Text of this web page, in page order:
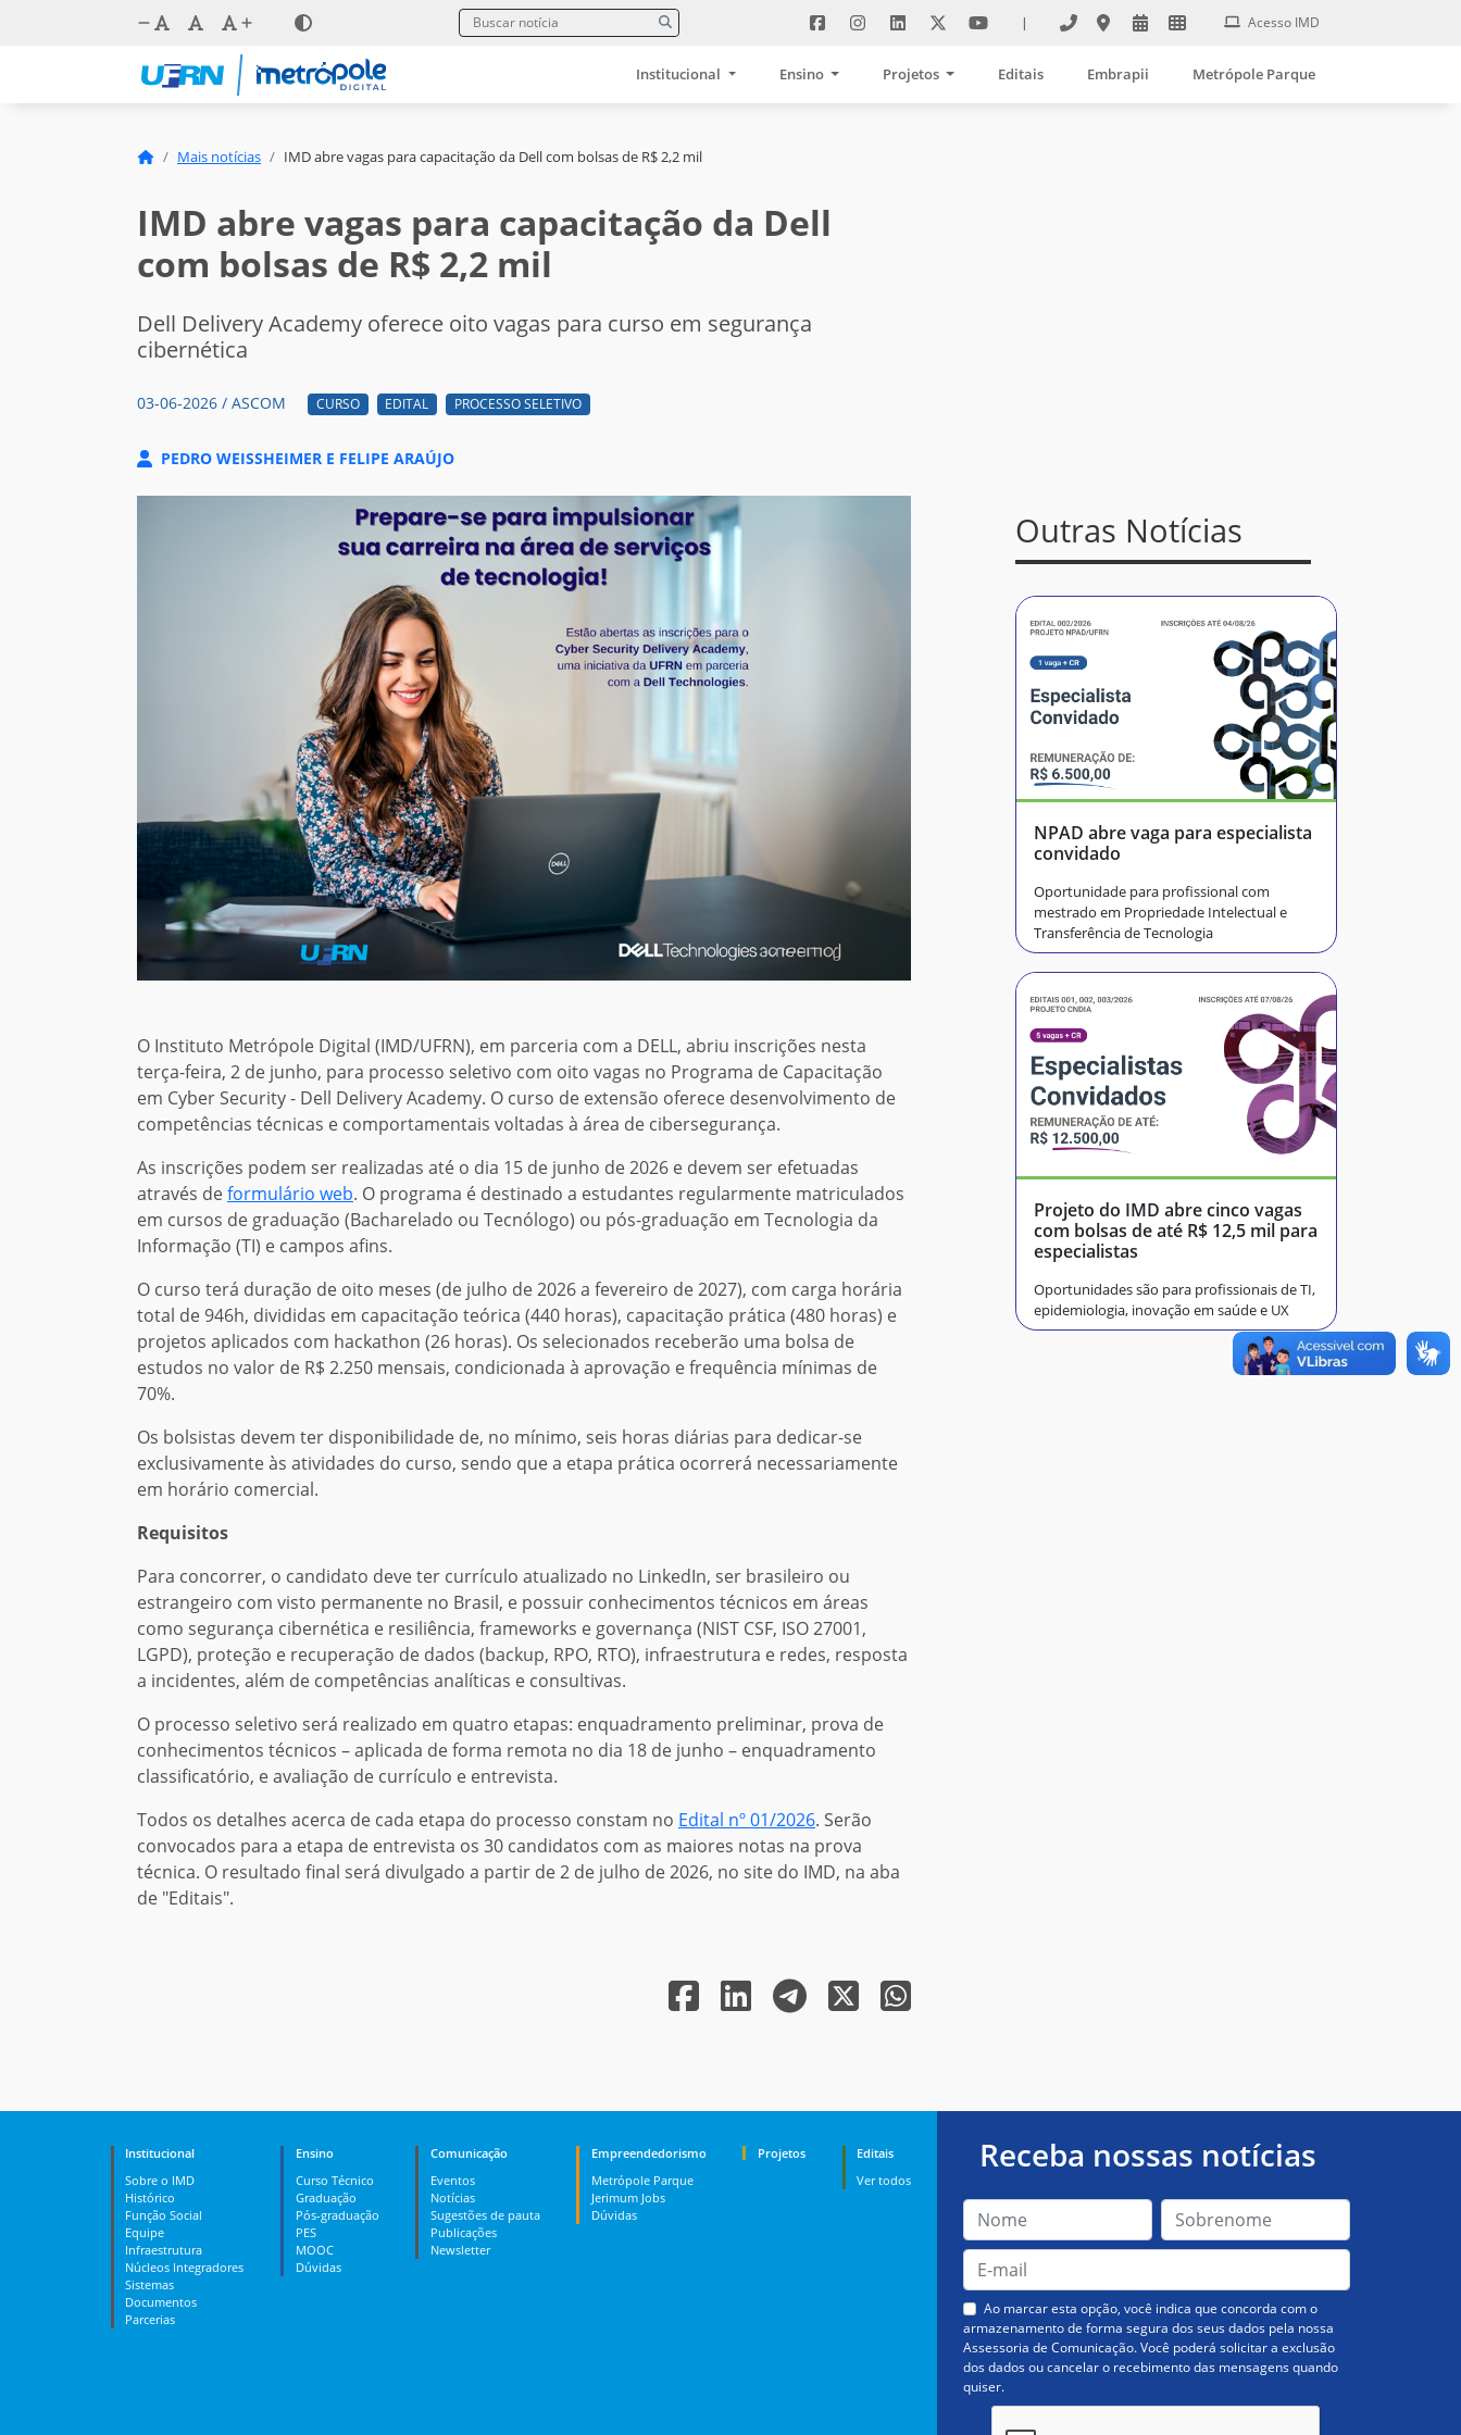
| Acesso IMD
Institucional Ensino Projetos Editais Embrapii Metrópole Parque
Mais notícias IMD abre vagas para capacitação da Dell com bolsas de R$ 2,2 mil
IMD abre vagas para capacitação da Dell
com bolsas de R$ 2,2 mil
Dell Delivery Academy oferece oito vagas para curso em segurança
cibernética
03-06-2026 / ASCOM CURSO EDITAL PROCESSO SELETIVO
PEDRO WEISSHEIMER E FELIPE ARAÚJO
O Instituto Metrópole Digital (IMD/UFRN), em parceria com a DELL, abriu inscrições nesta
terça-feira, 2 de junho, para processo seletivo com oito vagas no Programa de Capacitação
em Cyber Security - Dell Delivery Academy. O curso de extensão oferece desenvolvimento de
competências técnicas e comportamentais voltadas à área de cibersegurança.
As inscrições podem ser realizadas até o dia 15 de junho de 2026 e devem ser efetuadas
através deformulário web. O programa é destinado a estudantes regularmente matriculados
em cursos de graduação (Bacharelado ou Tecnólogo) ou pós-graduação em Tecnologia da
Informação (TI) e campos afins.
O curso terá duração de oito meses (de julho de 2026 a fevereiro de 2027), com carga horária
total de 946h, divididas em capacitação teórica (440 horas), capacitação prática (480 horas) e
projetos aplicados com hackathon (26 horas). Os selecionados receberão uma bolsa de
estudos no valor de R$ 2.250 mensais, condicionada à aprovação e frequência mínimas de
70%.
Os bolsistas devem ter disponibilidade de, no mínimo, seis horas diárias para dedicar-se
exclusivamente às atividades do curso, sendo que a etapa prática ocorrerá necessariamente
em horário comercial.
Requisitos
Para concorrer, o candidato deve ter currículo atualizado no LinkedIn, ser brasileiro ou
estrangeiro com visto permanente no Brasil, e possuir conhecimentos técnicos em áreas
como segurança cibernética e resiliência, frameworks e governança (NIST CSF, ISO 27001,
LGPD), proteção e recuperação de dados (backup, RPO, RTO), infraestrutura e redes, resposta
a incidentes, além de competências analíticas e consultivas.
O processo seletivo será realizado em quatro etapas: enquadramento preliminar, prova de
conhecimentos técnicos – aplicada de forma remota no dia 18 de junho – enquadramento
classificatório, e avaliação de currículo e entrevista.
Todos os detalhes acerca de cada etapa do processo constam no Edital nº 01/2026. Serão
convocados para a etapa de entrevista os 30 candidatos com as maiores notas na prova
técnica. O resultado final será divulgado a partir de 2 de julho de 2026, no site do IMD, na aba
de "Editais".
Outras Notícias
NPAD abre vaga para especialista
convidado
Oportunidade para profissional com
mestrado em Propriedade Intelectual e
Transferência de Tecnologia
Projeto do IMD abre cinco vagas
com bolsas de até R$ 12,5 mil para
especialistas
Oportunidades são para profissionais de TI,
epidemiologia, inovação em saúde e UX
Institucional
Sobre o IMD
Histórico
Função Social
Equipe
Infraestrutura
Núcleos Integradores
Sistemas
Documentos
Parcerias
Ensino
Curso Técnico
Graduação
Pós-graduação
PES
MOOC
Dúvidas
Comunicação
Eventos
Notícias
Sugestões de pauta
Publicações
Newsletter
Empreendedorismo
Metrópole Parque
Jerimum Jobs
Dúvidas
Projetos
Editais
Ver todos
Receba nossas notícias
Ao marcar esta opção, você indica que concorda com o
armazenamento de forma segura dos seus dados pela nossa
Assessoria de Comunicação. Você poderá solicitar a exclusão
dos dados ou cancelar o recebimento das mensagens quando
quiser.